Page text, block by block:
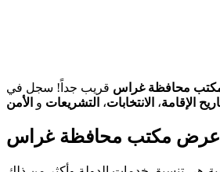
محافظة غراس
الإقامة، الانتخابات، التشريعات و الأمن
عرض مكتب محافظة غراس